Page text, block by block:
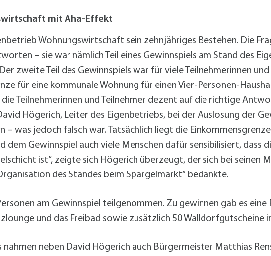
Walldorf-Süd 2. BA
mit Aha-Effekt
Wohnungswirtschaft sein zehnjähriges Bestehen. Die
– sie war nämlich Teil eines Gewinnspiels am Stand des
zweite Teil des Gewinnspiels war für viele Teilnehmerinnen
für eine kommunale Wohnung für einen Vier-Personen-
die Teilnehmerinnen und Teilnehmer dezent auf die richtige
Högerich, Leiter des Eigenbetriebs, bei der Auslosung der
– was jedoch falsch war. Tatsächlich liegt die Einkommensgrenze
dem Gewinnspiel auch viele Menschen dafür sensibilisiert, dass
ist“, zeigte sich Högerich überzeugt, der sich bei seinen
des Standes beim Spargelmarkt“ bedankte.
am Gewinnspiel teilgenommen. Zu gewinnen gab es
und das Freibad sowie zusätzlich 50 Walldorfgutscheine
nahmen neben David Högerich auch Bürgermeister Matthias